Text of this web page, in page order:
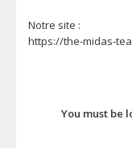
Notre site :
https://the-midas-
You must be